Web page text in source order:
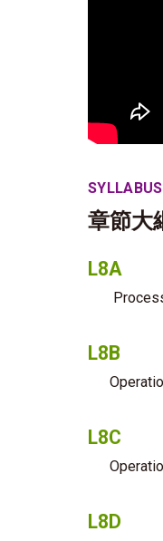
SYLLABUS
章節大
L8A
Process
L8B
L8C
L8D